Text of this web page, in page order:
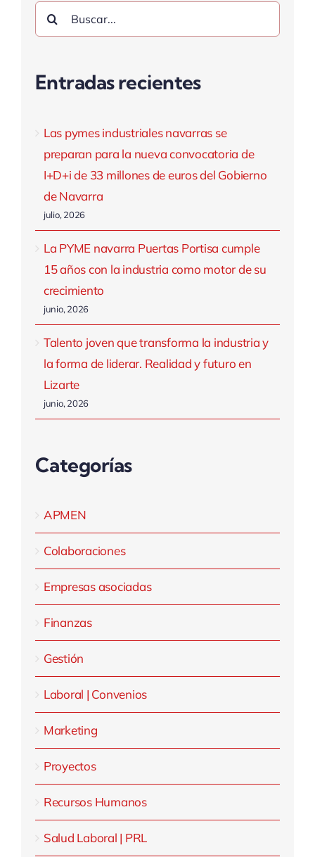
Buscar:
Entradas recientes
Las pymes industriales navarras se
preparan para la nueva convocatoria de
I+D+i de 33 millones de euros del Gobierno
de Navarra
julio, 2026
La PYME navarra Puertas Portisa cumple
15 años con la industria como motor de su
crecimiento
junio, 2026
Talento joven que transforma la industria y
la forma de liderar. Realidad y futuro en
Lizarte
junio, 2026
Categorías
APMEN
Colaboraciones
Empresas asociadas
Finanzas
Gestión
Laboral | Convenios
Marketing
Proyectos
Recursos Humanos
Salud Laboral | PRL